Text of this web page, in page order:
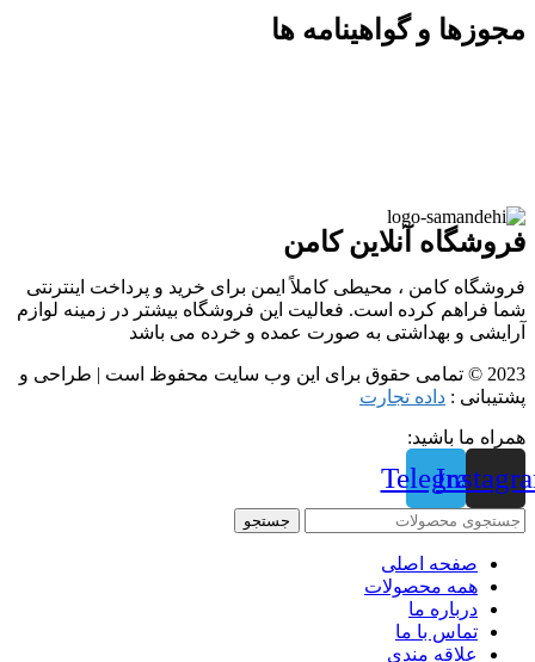
مجوزها و گواهینامه ها
فروشگاه آنلاین کامن
فروشگاه کامن ، محیطی کاملاً ایمن برای خرید و پرداخت اینترنتی
شما فراهم کرده است. فعالیت این فروشگاه بیشتر در زمینه لوازم
آرایشی و بهداشتی به صورت عمده و خرده می باشد
2023 © تمامی حقوق برای این وب سایت محفوظ است | طراحی و
پشتیبانی : داده تجارت
همراه ما باشید:
Telegram
جستجو
صفحه اصلی
همه محصولات
درباره ما
تماس با ما
علاقه مندی